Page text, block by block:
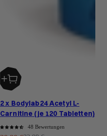
2 x Bodylab24 Acetyl L-
Carnitine (je 120 Tabletten)
48 Bewertungen